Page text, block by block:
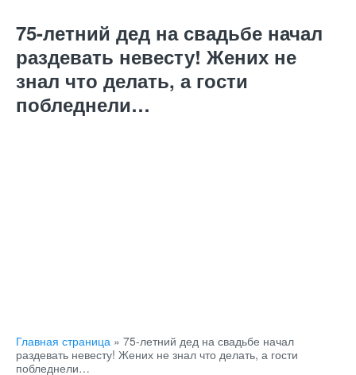
75-летний дед на свадьбе начал
раздевать невесту! Жених не
знал что делать, а гости
побледнели…
Главная страница » 75-летний дед на свадьбе начал
раздевать невесту! Жених не знал что делать, а гости
побледнели…